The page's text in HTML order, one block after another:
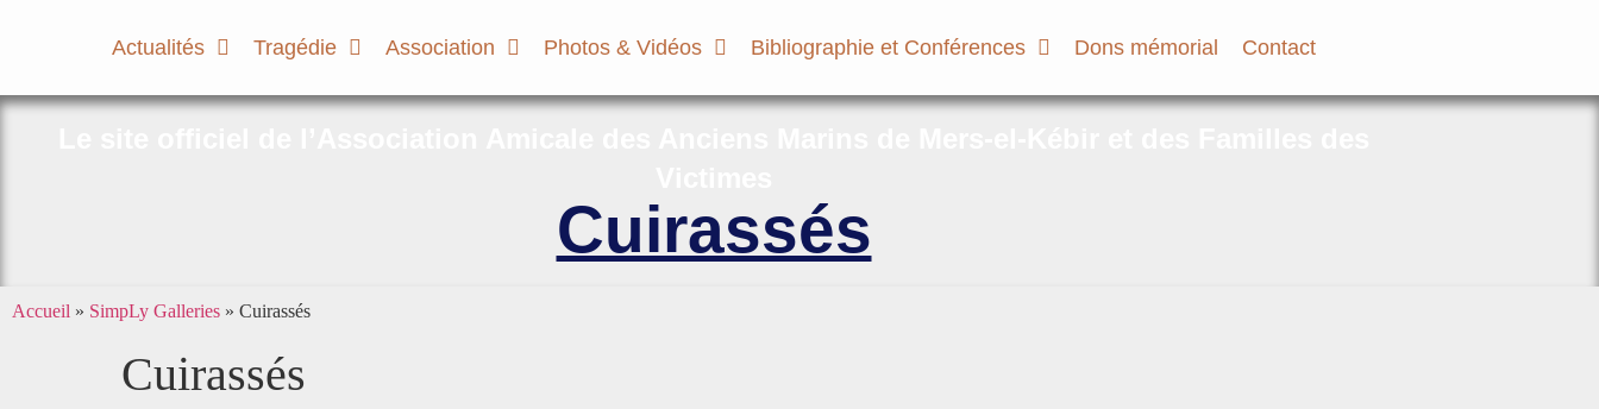
Actualités Tragédie Association Photos & Vidéos Bibliographie et Conférences Dons mémorial Contact
Cuirassés
Accueil » SimpLy Galleries » Cuirassés
Cuirassés